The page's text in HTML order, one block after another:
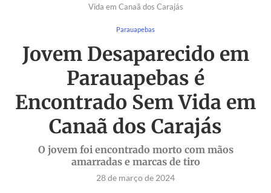
Vida em Canaã dos Carajás
Parauapebas
Jovem Desaparecido em
Parauapebas é
Encontrado Sem Vida em
Canaã dos Carajás
O jovem foi encontrado morto com mãos
amarradas e marcas de tiro
28 de março de 2024